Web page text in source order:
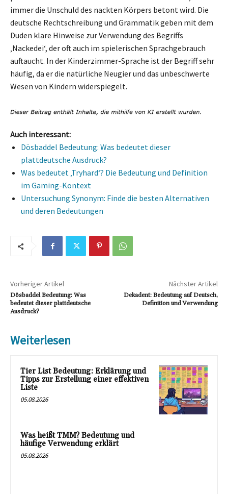
immer die Unschuld des nackten Körpers betont wird. Die
deutsche Rechtschreibung und Grammatik geben mit dem
Duden klare Hinweise zur Verwendung des Begriffs
‚Nackedei‘, der oft auch im spielerischen Sprachgebrauch
auftaucht. In der Kinderzimmer-Sprache ist der Begriff sehr
häufig, da er die natürliche Neugier und das unbeschwerte
Wesen von Kindern widerspiegelt.
Auch interessant:
Dösbaddel Bedeutung: Was bedeutet dieser
plattdeutsche Ausdruck?
Was bedeutet ‚Tryhard‘? Die Bedeutung und Definition
im Gaming-Kontext
Untersuchung Synonym: Finde die besten Alternativen
und deren Bedeutungen
Vorheriger Artikel
Dösbaddel Bedeutung: Was
bedeutet dieser plattdeutsche
Ausdruck?
Nächster Artikel
Dekadent: Bedeutung auf Deutsch,
Definition und Verwendung
Weiterlesen
Tier List Bedeutung: Erklärung und
Tipps zur Erstellung einer effektiven
Liste
05.08.2026
Was heißt TMM? Bedeutung und
häufige Verwendung erklärt
05.08.2026